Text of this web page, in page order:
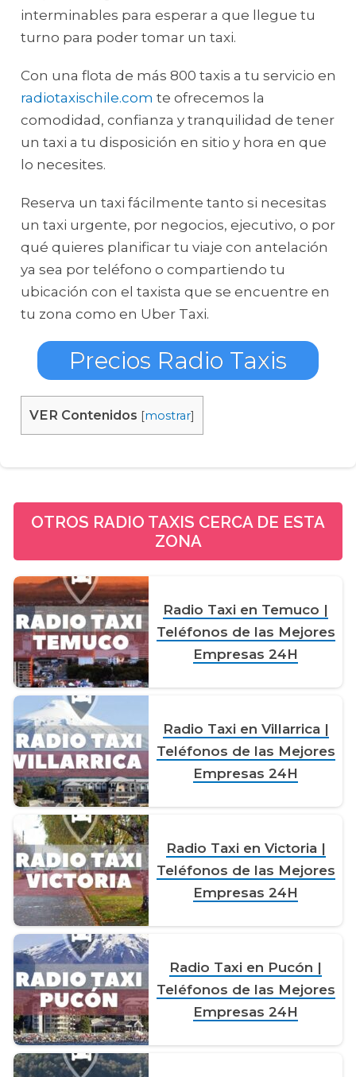
interminables para esperar a que llegue tu
turno para poder tomar un taxi.
Con una flota de más 800 taxis a tu servicio en
radiotaxischile.com te ofrecemos la
comodidad, confianza y tranquilidad de tener
un taxi a tu disposición en sitio y hora en que
lo necesites.
Reserva un taxi fácilmente tanto si necesitas
un taxi urgente, por negocios, ejecutivo, o por
qué quieres planificar tu viaje con antelación
ya sea por teléfono o compartiendo tu
ubicación con el taxista que se encuentre en
tu zona como en Uber Taxi.
Precios Radio Taxis
VER Contenidos [mostrar]
OTROS RADIO TAXIS CERCA DE ESTA
ZONA
Radio Taxi en Temuco |
Teléfonos de las Mejores
Empresas 24H
Radio Taxi en Villarrica |
Teléfonos de las Mejores
Empresas 24H
Radio Taxi en Victoria |
Teléfonos de las Mejores
Empresas 24H
Radio Taxi en Pucón |
Teléfonos de las Mejores
Empresas 24H